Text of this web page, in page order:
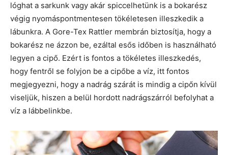
lóghat a sarkunk vagy akár spiccelhetünk is a bokarész
végig nyomáspontmentesen tökéletesen illeszkedik a
lábunkra. A Gore-Tex Rattler membrán biztosítja, hogy a
bokarész ne ázzon be, ezáltal esős időben is használható
legyen a cipő. Ezért is fontos a tökéletes illeszkedés,
hogy fentről se folyjon be a cipőbe a víz, itt fontos
megjegyezni, hogy a nadrág szárát is mindig a cipőn kívül
viseljük, hiszen a belül hordott nadrágszárról befolyhat a
víz a lábbelinkbe.